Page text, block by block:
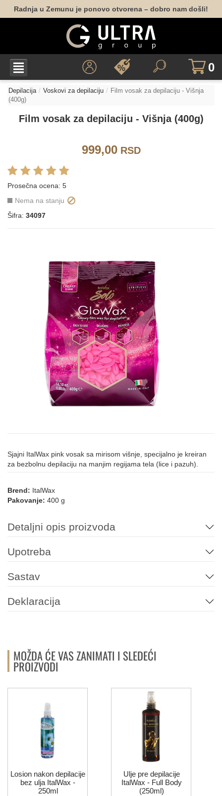
Radnja u Zemunu je ponovo otvorena – dobro nam došli!
0
Depilacija Voskovi za depilaciju
Film vosak za depilaciju - Višnja
(400g)
Film vosak za depilaciju - Višnja (400g)
999,00RSD
Prosečna ocena: 5
Nema na stanju
Šifra: 34097
Sjajni ItalWax pink vosak sa mirisom višnje, specijalno je kreiran
za bezbolnu depilaciju na manjim regijama tela (lice i pazuh).
Brend: ItalWax
Pakovanje: 400 g
Detaljni opis proizvoda
Upotreba
Sastav
Deklaracija
MOŽDA ĆE VAS ZANIMATI I SLEDEĆI
PROIZVODI
Losion nakon depilacije
bez ulja ItalWax -
250ml
Ulje pre depilacije
ItalWax - Full Body
(250ml)